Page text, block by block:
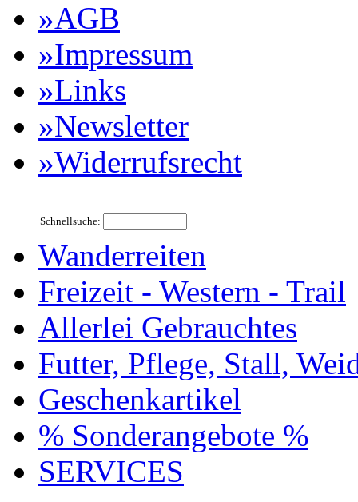
»AGB
»Impressum
»Links
»Newsletter
»Widerrufsrecht
Schnellsuche:
Wanderreiten
Freizeit - Western - Trail
Allerlei Gebrauchtes
Futter, Pflege, Stall,
Geschenkartikel
% Sonderangebote %
SERVICES